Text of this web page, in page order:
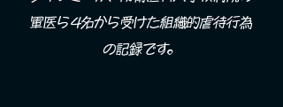
軍医ら4名から受けた組織的虐待行為
の記録です。